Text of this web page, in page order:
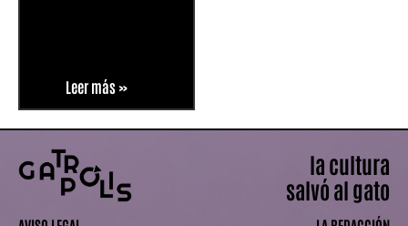
Leer más »
la cultura
salvó al gato